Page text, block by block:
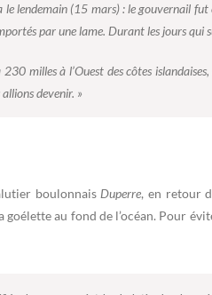
le lendemain (15 mars) : le gouvernail
par une lame. Durant les jours qui
milles à l’Ouest des côtes
devenir. »
boulonnais Duperre, en retour
au fond de l’océan. Pour